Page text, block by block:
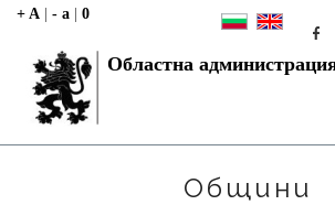
+ A - a 0
Областна
Общини